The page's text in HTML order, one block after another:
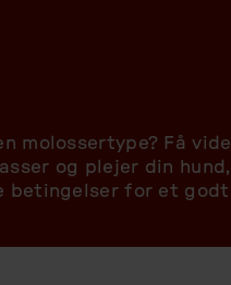
molossertype? Få
og plejer din
betingelser for et godt